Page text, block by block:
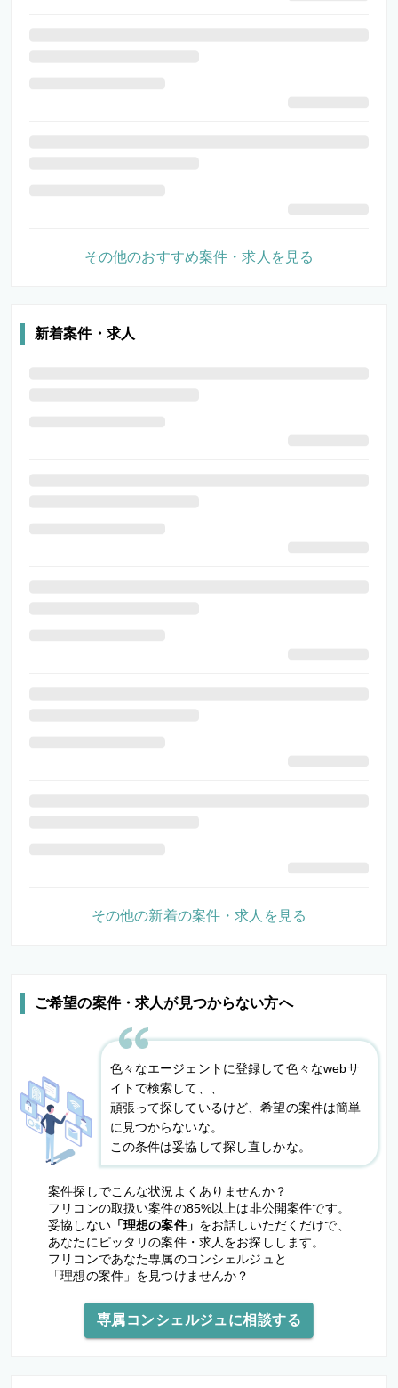
ご希望の案件・求人が見つからない方へ
色々なエージェントに登録して色々なwebサ
イトで検索して、、
頑張って探しているけど、希望の案件は簡単
に見つからないな。
この条件は妥協して探し直しかな。
案件探しでこんな状況よくありませんか？
フリコンの取扱い案件の85%以上は非公開案件です。
妥協しない「理想の案件」 をお話しいただくだけで、
あなたにピッタリの案件・求人をお探しします。
フリコンであなた専属のコンシェルジュと
「理想の案件」を見つけませんか？
専属コンシェルジュに相談する
その他のおすすめ案件・求人を見る
新着案件・求人
その他の新着の案件・求人を見る